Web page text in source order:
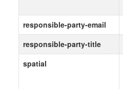
responsible-party-email
responsible-party-title
spatial